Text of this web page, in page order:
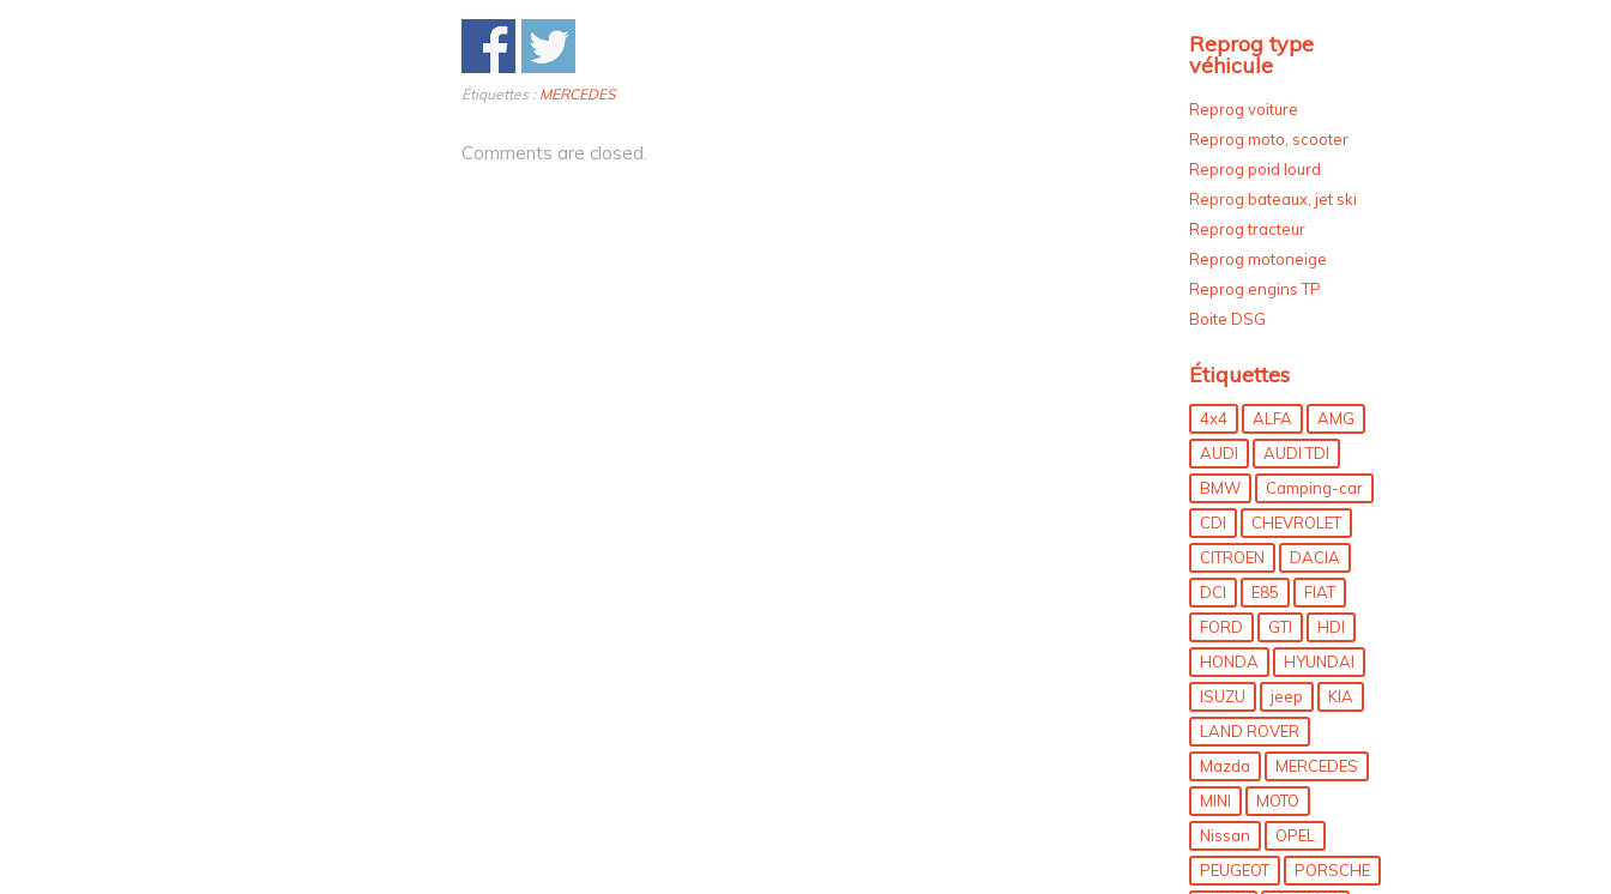
Étiquettes : MERCEDES
Comments are closed.
Reprog type
véhicule
Reprog voiture
Reprog moto, scooter
Reprog poid lourd
Reprog bateaux, jet ski
Reprog tracteur
Reprog motoneige
Reprog engins TP
Boite DSG
Étiquettes
4x4 ALFA
AMG
AUDI
AUDI TDI
BMW
Camping-car
CDI
CHEVROLET
CITROEN
DACIA
DCI
E85
FIAT
FORD
GTI
HDI
HONDA
HYUNDAI
ISUZU
jeep
KIA
LAND ROVER
Mazda
MERCEDES
MINI
MOTO
Nissan
OPEL
PEUGEOT
PORSCHE